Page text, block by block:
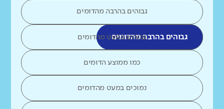
גבוהים בהרבה מהדומים
גבוהים בהרבה מהדומיםגבוהים במעט מהדומים
כמו ממוצע הדומים
נמוכים במעט מהדומים